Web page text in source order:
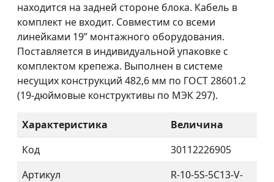
находится на задней стороне блока. Кабель в
комплект не входит. Совместим со всеми
линейками 19” монтажного оборудования.
Поставляется в индивидуальной упаковке с
комплектом крепежа. Выполнен в системе
несущих конструкций 482,6 мм по ГОСТ 28601.2
(19-дюймовые конструктивы по МЭК 297).
Характеристика
Величина
Код
30112226905
Артикул
R-10-5S-5C13-V-